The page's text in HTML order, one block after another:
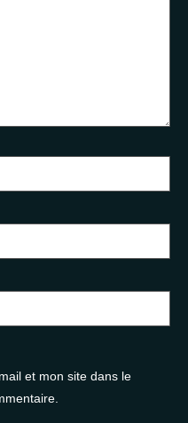
et mon site dans le